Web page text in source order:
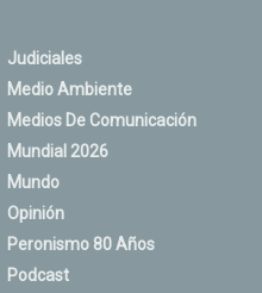
Judiciales
Medio Ambiente
Medios De Comunicación
Mundial 2026
Mundo
Opinión
Peronismo 80 Años
Podcast